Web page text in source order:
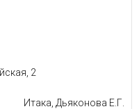
2
Итака, Дьяконова Е.Г.